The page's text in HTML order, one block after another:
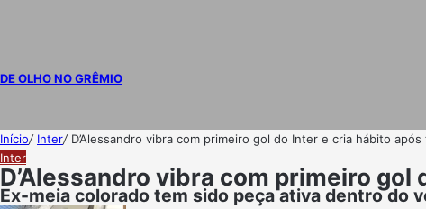
DE OLHO NO GRÊMIO
Início/ Inter/ D’Alessandro vibra com primeiro gol do Inter e cria hábito
Inter
D’Alessandro vibra com primeiro
Ex-meia colorado tem sido peça ativa dentro do